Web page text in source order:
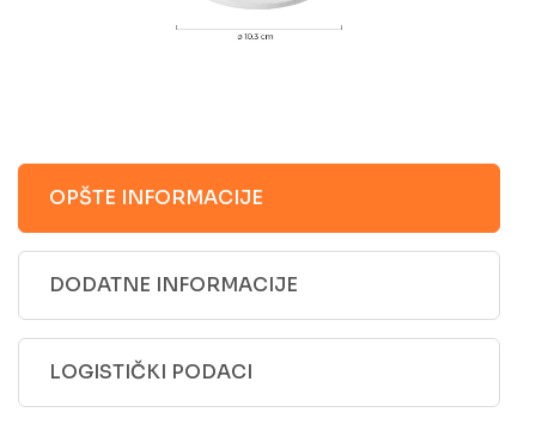
OPŠTE INFORMACIJE
DODATNE INFORMACIJE
LOGISTIČKI PODACI